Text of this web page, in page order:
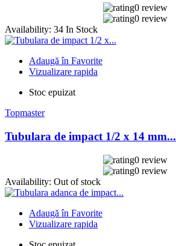
0 review
0 review
Availability: 34 In Stock
Adaugă în Favorite
Vizualizare rapida
Stoc epuizat
Topmaster
Tubulara de impact 1/2 x 14 mm...
0 review
0 review
Availability: Out of stock
Adaugă în Favorite
Vizualizare rapida